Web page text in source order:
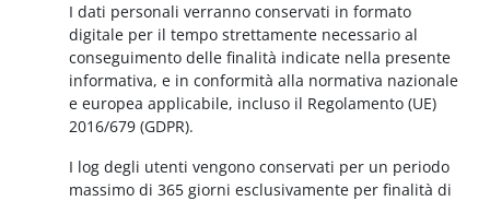
I dati personali verranno conservati in formato
digitale per il tempo strettamente necessario al
conseguimento delle finalità indicate nella presente
informativa, e in conformità alla normativa nazionale
e europea applicabile, incluso il Regolamento (UE)
2016/679 (GDPR).
I log degli utenti vengono conservati per un periodo
massimo di 365 giorni esclusivamente per finalità di